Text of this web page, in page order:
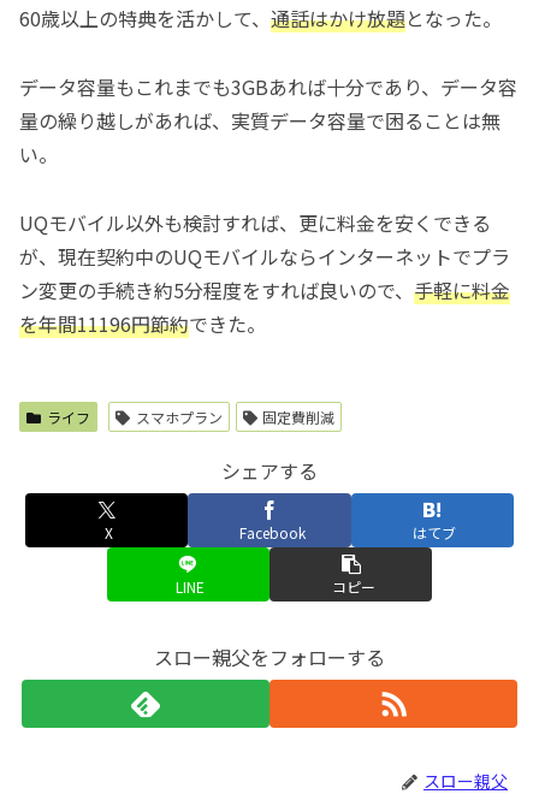
60歳以上の特典を活かして、 通話はかけ放題となった。
データ容量もこれまでも3GBあれば十分であり、データ容
量の繰り越しがあれば、実質データ容量で困ることは無
い。
UQモバイル以外も検討すれば、更に料金を安くできる
が、現在契約中のUQモバイルならインターネットでプラ
ン変更の手続き約5分程度をすれば良いので、 手軽に料金
を年間11196円節約できた。
ライフ スマホプラン 固定費削減
シェアする
X Facebook はてブ
LINE コピー
スロー親父をフォローする
スロー親父